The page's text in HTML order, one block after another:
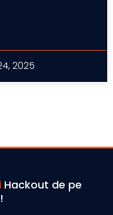
2025
Hackout de pe